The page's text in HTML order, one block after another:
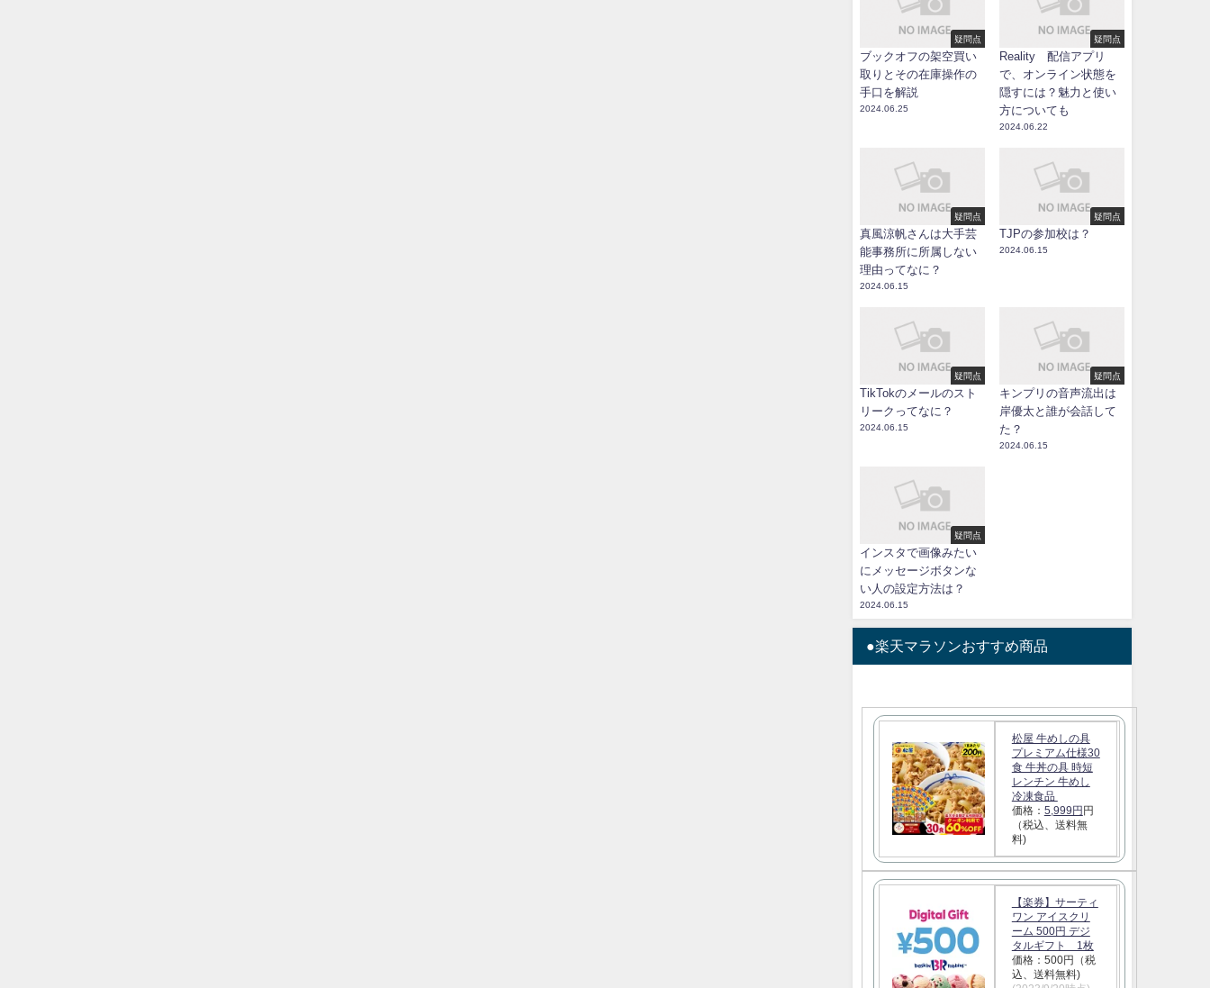
疑問点
ブックオフの架空買い
取りとその在庫操作の
手口を解説
2024.06.25
疑問点
Reality 配信アプリ
で、オンライン状態を
隠すには？魅力と使い
方についても
2024.06.22
疑問点
真風涼帆さんは大手芸
能事務所に所属しない
理由ってなに？
2024.06.15
疑問点
TJPの参加校は？
2024.06.15
疑問点
TikTokのメールのスト
リークってなに？
2024.06.15
疑問点
キンプリの音声流出は
岸優太と誰が会話して
た？
2024.06.15
疑問点
インスタで画像みたい
にメッセージボタンな
い人の設定方法は？
2024.06.15
●楽天マラソンおすすめ商品
松屋 牛めしの具
プレミアム仕様30
食 牛丼の具 時短
レンチン 牛めし
冷凍食品
価格： 5,999円 円
（税込、送料無
料)
【楽券】サーティ
ワン アイスクリ
ーム 500円 デジ
タルギフト 1枚
価格：500円（税
込、送料無料)